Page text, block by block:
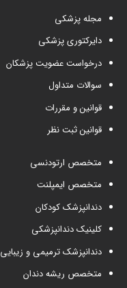
مجله پزشکی
دایرکتوری پزشکی
درخواست عضویت پزشکان
سوالات متداول
قوانین و مقررات
قوانین ثبت نظر
متخصص ارتودنسی
متخصص ایمپلنت
دندانپزشک کودکان
کلینیک دندانپزشکی
دندانپزشک ترمیمی و زیبایی
متخصص ریشه دندان